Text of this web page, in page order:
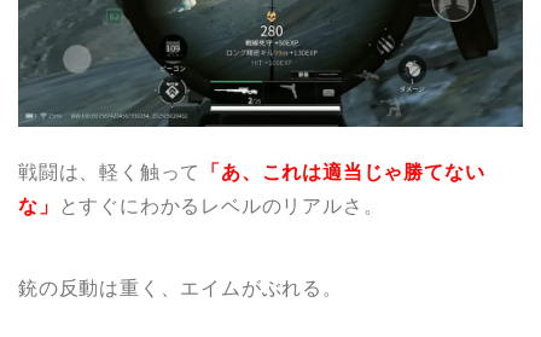
戦闘は、軽く触って
「あ、これは適当じゃ勝てない
な」
とすぐにわかるレベルのリアルさ。
銃の反動は重く、エイムがぶれる。